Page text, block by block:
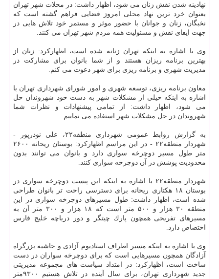
نهادینه شدن نقش زنان می شود، اظهار داشت: در محلات شهر تهران
بعنوان خرد ترین نهاد محلی امروز فضایی فراهم گشته است كه
نخبگان، زنان و جوانان با حضور موثر و مستمر خود تلاش هایی در
جهت ایفای نقش و مسئولیت همه مردم شهر تهران می كنند.
وی با اشاره به اینكه تهران زنانه شده است، اظهاركرد: زنان از
بهترین برنامه ریزان هستند و از شما بانوان برای مشاركت در
مدیریت شهری و برنامه ریزی برای شهر دعوت می كنم.
معاون برنامه ریزی، توسعه شهری و امور شورای شهرداری تهران با
اشاره به اینكه خیلی از مشكلات شهر به دست خود شهروندان حل
می شود، اظهار داشت: از تمامی پیشنهادات و نظرات شما
شهروندان در حل مشكلات شهر استفاده می نماییم.
به گزارش روابط عمومی شهرداری منطقه۲۲، علی نوذرپور -
شهردار منطقه۲۲ - در این مراسم اظهاركرد: بوستان ریحانه ۲۶۰۰
متر طول مسیر دوچرخه سواری دارد و بانوان می توانند بدون
محدودیت پوشش در آن دوچرخه سواری كنند.
شهردار منطقه۲۲ با اشاره به اینكه این پیست دوچرخه سواری در
بوستان ۱۸ هكتاری ریحانه برای دسترسی راحت تر بانوان طراحی
شده است، اظهار داشت: طول مسیرهای دوچرخه سواری در این
منطقه ۳۰ هزار و ۵۰۰ متر است كه ۱۸ هزار و ۳۰۰ متر آن به
مسیرهای تفریحی همچون پارك چیتگر و دور دریاچه خلیج فارس
اختصاص دارد.
وی با اشاره به اینكه مسیر اطراف استادیوم آزادی و حاشیه بزرگراه
آزادگان همچون مسیرهایی است كه برای دوچرخه سواران در دست
ساخت است، اظهاركرد: در امتداد سیاست های مجموعه مدیریتی
جدید شهرداری تهران، برای سال آینده در تلاش هستیم ۹۳۰۰متر